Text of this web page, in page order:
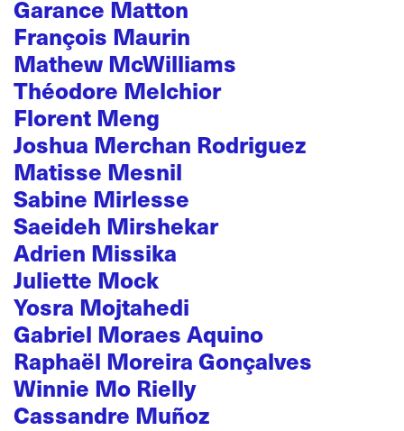
Garance Matton
François Maurin
Mathew McWilliams
Théodore Melchior
Florent Meng
Joshua Merchan Rodriguez
Matisse Mesnil
Sabine Mirlesse
Saeideh Mirshekar
Adrien Missika
Juliette Mock
Yosra Mojtahedi
Gabriel Moraes Aquino
Raphaël Moreira Gonçalves
Winnie Mo Rielly
Cassandre Muñoz